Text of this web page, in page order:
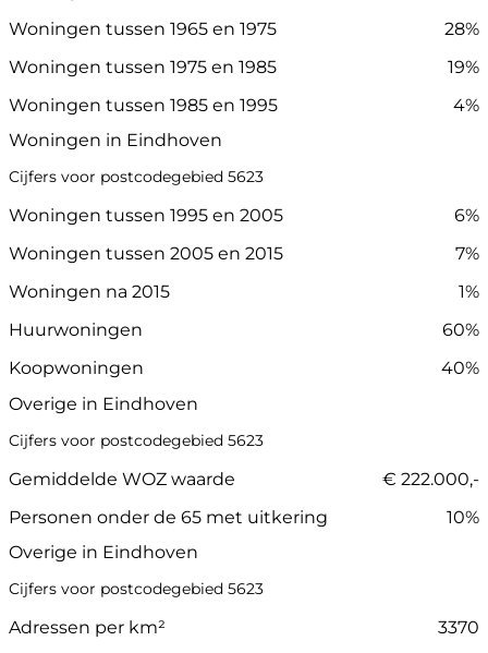
Woningen tussen 1965 en 1975
28%
Woningen tussen 1975 en 1985
19%
Woningen tussen 1985 en 1995
4%
Woningen in Eindhoven
Cijfers voor postcodegebied 5623
Woningen tussen 1995 en 2005
6%
Woningen tussen 2005 en 2015
7%
Woningen na 2015
1%
Huurwoningen
60%
Koopwoningen
40%
Overige in Eindhoven
Cijfers voor postcodegebied 5623
Gemiddelde WOZ waarde
€ 222.000,-
Personen onder de 65 met uitkering
10%
Overige in Eindhoven
Cijfers voor postcodegebied 5623
Adressen per km²
3370